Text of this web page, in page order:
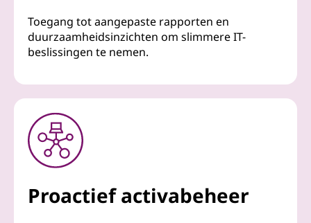
Toegang tot aangepaste rapporten en
duurzaamheidsinzichten om slimmere IT-
beslissingen te nemen.
Proactief activabeheer